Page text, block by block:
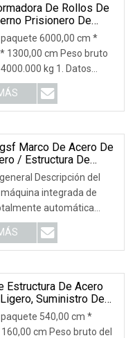
De Rollos De
Prisionero De
Metálica De
Ligero De Alta
6000,00 cm *
1300,00 cm Peso bruto
kg 1. Datos
téc
Marco De Acero De
/ Estructura De
De Viviendas Purlin
Laminado En Frío
Máquina Con
1 Año De Garantía
Descripción del
integrada de
automática
m
Estructura De Acero
Suministro De
Máquina
Mejor Precio
540,00 cm *
cm Peso bruto del